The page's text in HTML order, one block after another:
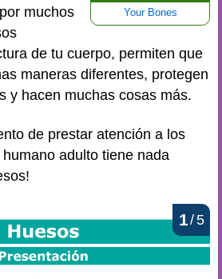
Your Bones
muchos
de tu cuerpo, permiten que
maneras diferentes, protegen
y hacen muchas cosas más.
de prestar atención a los
adulto tiene nada
1/5